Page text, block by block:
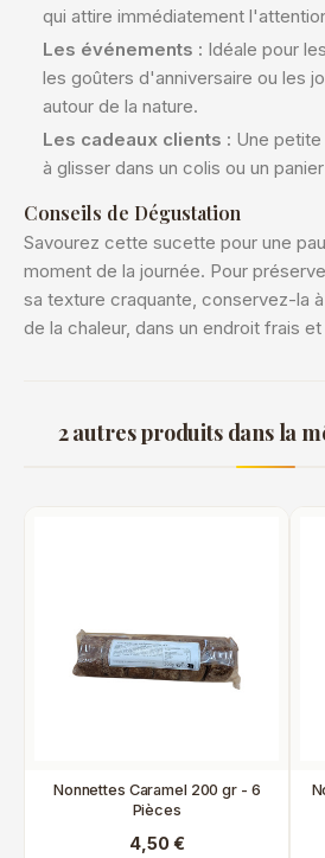
qui attire immédiatement
Les événements : Idéale pour
les goûters d'anniversaire ou les
autour de la nature.
Les cadeaux clients : Une
à glisser dans un colis ou un
Conseils de Dégustation
Savourez cette sucette pour une
moment de la journée. Pour
sa texture craquante, conservez-la
de la chaleur, dans un endroit frais
2 autres produits dans la
Nonnettes Caramel 200 gr - 6
Pièces
4,50 €